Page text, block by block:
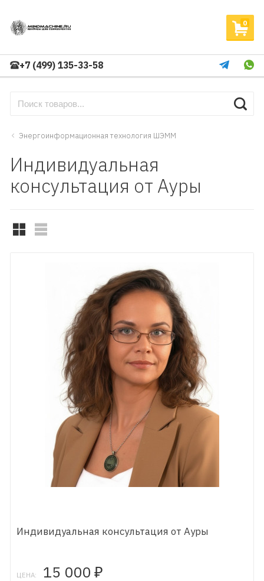
0
+7 (499) 135-33-58
Энергоинформационная технология ШЭММ
Индивидуальная
консультация от Ауры
Индивидуальная консультация от Ауры
ЦЕНА: 15 000 ₽